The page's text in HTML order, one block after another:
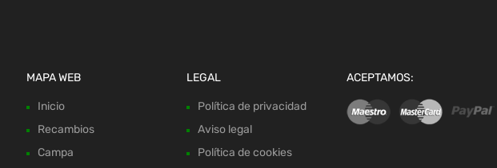
MAPA WEB
Inicio
Recambios
Campa
LEGAL
Política de privacidad
Aviso legal
Política de cookies
ACEPTAMOS: